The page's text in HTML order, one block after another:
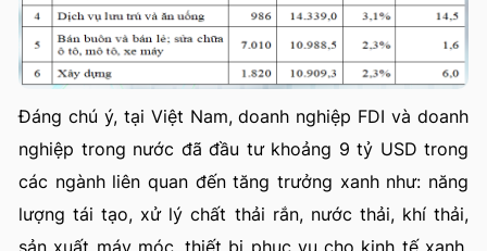
Đáng chú ý, tại Việt Nam, doanh nghiệp FDI và doanh
nghiệp trong nước đã đầu tư khoảng 9 tỷ USD trong
các ngành liên quan đến tăng trưởng xanh như: năng
lượng tái tạo, xử lý chất thải rắn, nước thải, khí thải,